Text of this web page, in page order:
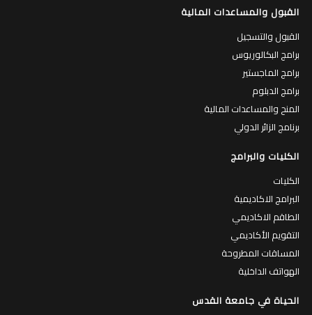
القبول والمساعدات المالية
القبول والتسجيل
برامج البكالوريوس
برامج الماجستير
برامج الدبلوم
المنح والمساعدات المالية
برنامج الزائر الدولي
الكليات والبرامج
الكليات
البرامج الاكاديمية
الطاقم الاكاديمي
التقويم الأكاديمي
المساقات المطروحة
الهواتف الداخلية
الحياة في جامعة القدس